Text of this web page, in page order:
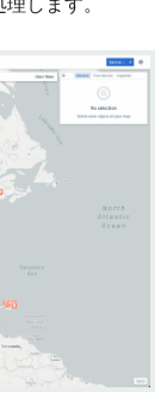
します。